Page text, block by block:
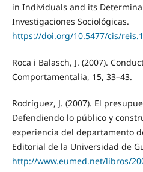
in Individuals and its
Investigaciones Sociológicas.
https://doi.org/10.5477/cis/
Roca i Balasch, J. (2007).
Comportamentalia, 15, 33–43.
Rodríguez, J. (2007). El
Defendiendo lo público y
experiencia del departamento
Editorial de la Universidad de
http://www.eumed.net/libros/